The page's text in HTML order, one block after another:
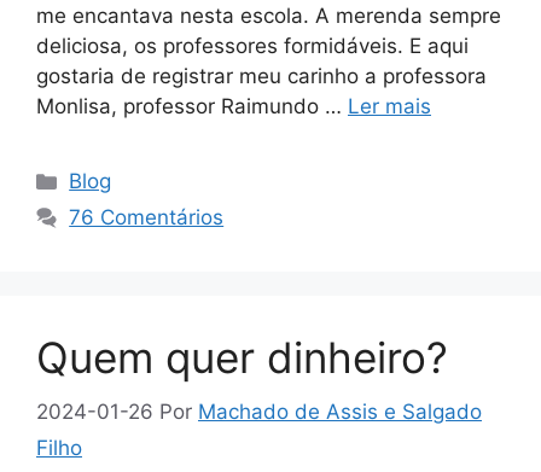
me encantava nesta escola. A merenda sempre
deliciosa, os professores formidáveis. E aqui
gostaria de registrar meu carinho a professora
Monlisa, professor Raimundo … Ler mais
Categorias
Blog
76 Comentários
Quem quer dinheiro?
2024-01-26 Por Machado de Assis e Salgado
Filho